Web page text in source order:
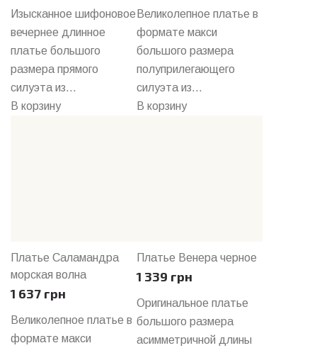
Изысканное шифоновое
вечернее длинное
платье большого
размера прямого
силуэта из...
В корзину
Платье Саламандра
морская волна
1 637 грн
Великолепное платье в
формате макси
Великолепное платье в
формате макси
большого размера
полуприлегающего
силуэта из...
В корзину
Платье Венера черное
1 339 грн
Оригинальное платье
большого размера
асимметричной длины